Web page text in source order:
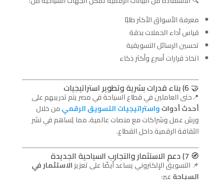
معرفة الأسواق الأكثر طلبًا
قياس أداء الحملات بدقة
تحسين الرسائل التسويقية
اتخاذ قرارات أسرع وأكثر ذكاء
🤝 6) بناء قدرات بشرية وتطوير استراتيجيات
📍حتى العاملين في قطاع السياحة في مصر يتم تدريبهم على
أحدث أدواتواستراتيجيات التسويق الرقميمن خلال
ورش عمل وشراكات مع منصات عالمية، مما يُساهم في نشر
الثقافة الرقمية داخل القطاع.
🧭 7) دعم الاستثمار والتجارب السياحية الجديدة
📌 التسويق الإلكتروني يساعد أيضًا على تعزيزالاستثمار في
السياحةعبر: